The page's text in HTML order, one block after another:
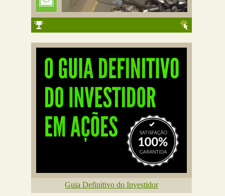
Guia Definitivo do Investidor